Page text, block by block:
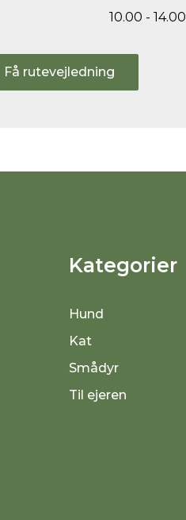
10.00 - 14.00
Få rutevejledning
Kategorier
Hund
Kat
Smådyr
Til ejeren